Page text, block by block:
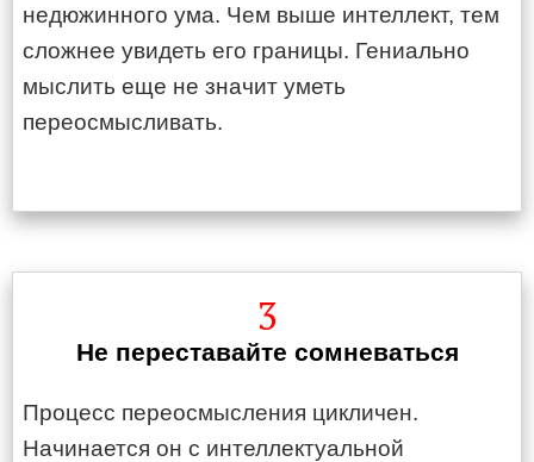
недюжинного ума. Чем выше интеллект, тем
сложнее увидеть его границы. Гениально
мыслить еще не значит уметь
переосмысливать.
3
Не переставайте сомневаться
Процесс переосмысления цикличен.
Начинается он с интеллектуальной